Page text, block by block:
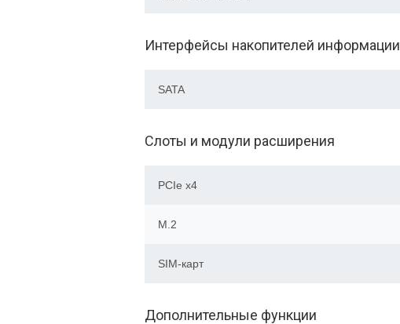
Интерфейсы накопителей информации
SATA
Слоты и модули расширения
PCIe x4
M.2
SIM-карт
Дополнительные функции